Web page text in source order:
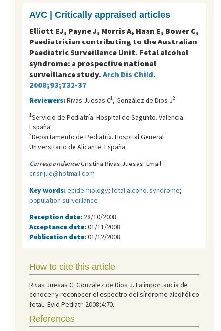
AVC | Critically appraised articles
Elliott EJ, Payne J, Morris A, Haan E, Bower C,
Paediatrician contributing to the Australian
Paediatric Surveillance Unit. Fetal alcohol
syndrome: a prospective national
surveillance study. Arch Dis Child.
2008;93;732-37
Reviewers:Rivas Juesas C1, González de Dios J2.
1Servicio de Pediatría. Hospital de Sagunto. Valencia.
España.
2Departamento de Pediatría. Hospital General
Universitario de Alicante. España.
Correspondence:Cristina Rivas Juesas. Email:
crisrijue@hotmail.com
Key words:epidemiology; fetal alcohol syndrome;
population surveillance
Reception date: 28/10/2008
Acceptance date:01/11/2008
Publication date:01/12/2008
How to cite this article
Rivas Juesas C, González de Dios J. La importancia de
conocer y reconocer el espectro del síndrome alcohólico
fetal.. Evid Pediatr. 2008;4:70.
References